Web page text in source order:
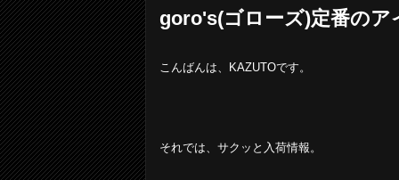
goro's(ゴローズ)定番のア
こんばんは、KAZUTOです。
それでは、サクッと入荷情報。